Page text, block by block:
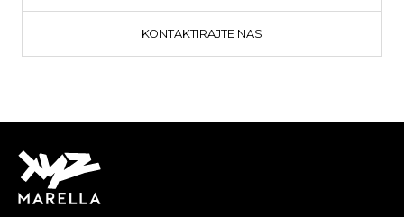
KONTAKTIRAJTE NAS